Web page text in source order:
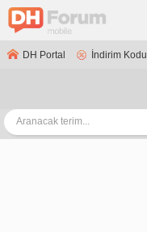
DH Portal İndirim Kodu